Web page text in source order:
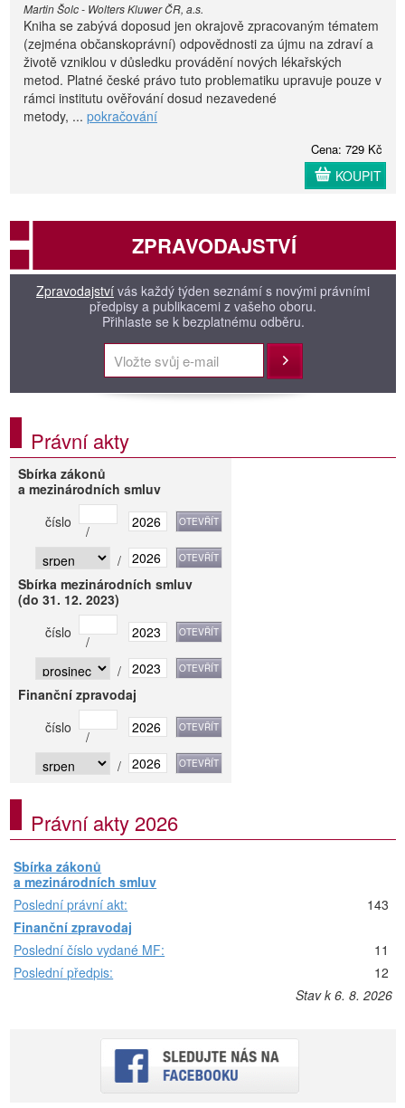
Martin Šolc - Wolters Kluwer ČR, a.s.
Kniha se zabývá doposud jen okrajově zpracovaným tématem
(zejména občanskoprávní) odpovědnosti za újmu na zdraví a
životě vzniklou v důsledku provádění nových lékařských
metod. Platné české právo tuto problematiku upravuje pouze v
rámci institutu ověřování dosud nezavedené
metody, ... pokračování
Cena: 729 Kč
KOUPIT
ZPRAVODAJSTVÍ
Zpravodajství vás každý týden seznámí s novými právními
předpisy a publikacemi z vašeho oboru.
Přihlaste se k bezplatnému odběru.
Přihlásit
Právní akty
Sbírka zákonů
a mezinárodních smluv
číslo
/
/
Sbírka mezinárodních smluv
(do 31. 12. 2023)
číslo
/
/
Finanční zpravodaj
číslo
/
/
Právní akty 2026
Sbírka zákonů
a mezinárodních smluv
Poslední právní akt:
143
Finanční zpravodaj
Poslední číslo vydané MF:
11
Poslední předpis:
12
Stav k 6. 8. 2026